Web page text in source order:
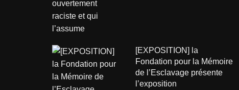
[EXPOSITION] la
Fondation pour la Mémoire
de l’Esclavage présente
l’exposition